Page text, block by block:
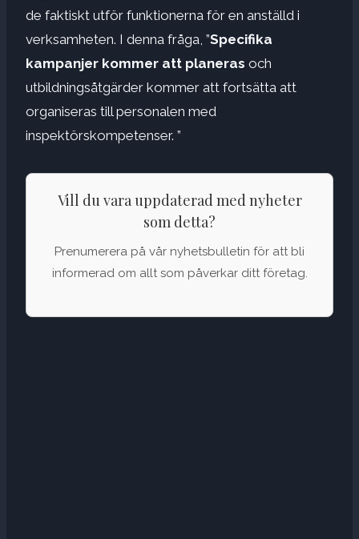
de faktiskt utför funktionerna för en anställd i
verksamheten. I denna fråga, ”Specifika
kampanjer kommer att planeras och
utbildningsåtgärder kommer att fortsätta att
organiseras till personalen med
inspektörskompetenser. ”
Vill du vara uppdaterad med nyheter
som detta?
Prenumerera på vår nyhetsbulletin för att bli
informerad om allt som påverkar ditt företag.